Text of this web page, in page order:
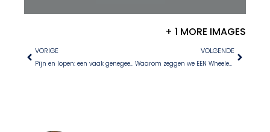
+ 1 MORE IMAGES
VORIGE
Pijn en lopen: een vaak genegeerde link?
VOLGENDE
Waarom zeggen we EEN Wheeleo® en niet DE Wheeleo®?